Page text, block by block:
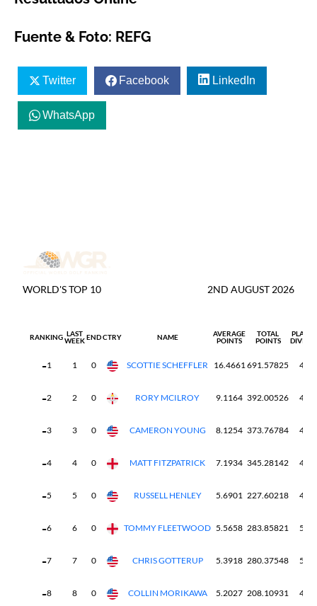
Fuente & Foto: REFG
Twitter Facebook LinkedIn
WhatsApp